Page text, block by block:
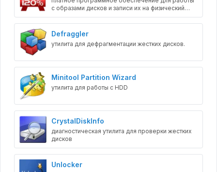
с образами дисков и записи их на физический
носитель
Defraggler
утилита для дефрагментации жестких дисков.
Minitool Partition Wizard
утилита для работы с HDD
CrystalDiskInfo
диагностическая утилита для проверки жестких
дисков
Unlocker